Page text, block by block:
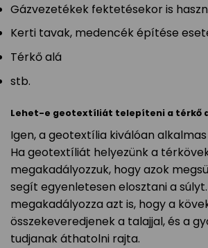
Gázvezetékek fektetésekor is
Kerti tavak, medencék építése
Térkő alá
stb.
Lehet-e geotextíliát telepíteni a térkő
Igen, a geotextília kiválóan
Ha geotextíliát helyezünk a
megakadályozzuk, hogy azok
segít egyenletesen elosztani a
megakadályozza azt is, hogy a
összekeveredjenek a talajjal, és a
tudjanak áthatolni rajta.